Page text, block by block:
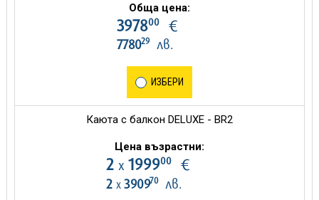
Обща цена:
397800€
778029лв.
ИЗБЕРИ
Каюта с балкон DELUXE - BR2
Цена възрастни:
2 х 199900€
2 х 390970лв.